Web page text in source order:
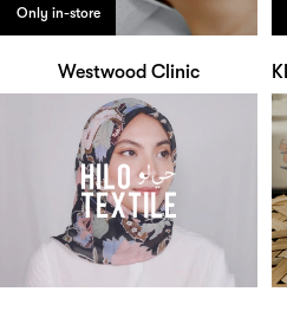
Only in-store
Westwood Clinic